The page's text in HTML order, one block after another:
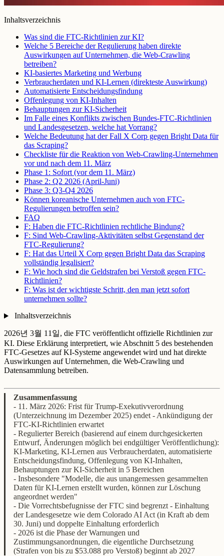
Inhaltsverzeichnis
Was sind die FTC-Richtlinien zur KI?
Welche 5 Bereiche der Regulierung haben direkte
Auswirkungen auf Unternehmen, die Web-Crawling
betreiben?
KI-basiertes Marketing und Werbung
Verbraucherdaten und KI-Lernen (direkteste Auswirkung)
Automatisierte Entscheidungsfindung
Offenlegung von KI-Inhalten
Behauptungen zur KI-Sicherheit
Im Falle eines Konflikts zwischen Bundes-FTC-Richtlinien
und Landesgesetzen, welche hat Vorrang?
Welche Bedeutung hat der Fall X Corp gegen Bright Data für
das Scraping?
Checkliste für die Reaktion von Web-Crawling-Unternehmen
vor und nach dem 11. März
Phase 1: Sofort (vor dem 11. März)
Phase 2: Q2 2026 (April-Juni)
Phase 3: Q3-Q4 2026
Können koreanische Unternehmen auch von FTC-
Regulierungen betroffen sein?
FAQ
F: Haben die FTC-Richtlinien rechtliche Bindung?
F: Sind Web-Crawling-Aktivitäten selbst Gegenstand der
FTC-Regulierung?
F: Hat das Urteil X Corp gegen Bright Data das Scraping
vollständig legalisiert?
F: Wie hoch sind die Geldstrafen bei Verstoß gegen FTC-
Richtlinien?
F: Was ist der wichtigste Schritt, den man jetzt sofort
unternehmen sollte?
Inhaltsverzeichnis
2026년 3월 11일, die FTC veröffentlicht offizielle Richtlinien zur
KI. Diese Erklärung interpretiert, wie Abschnitt 5 des bestehenden
FTC-Gesetzes auf KI-Systeme angewendet wird und hat direkte
Auswirkungen auf Unternehmen, die Web-Crawling und
Datensammlung betreiben.
Zusammenfassung
- 11. März 2026: Frist für Trump-Exekutivverordnung
(Unterzeichnung im Dezember 2025) endet - Ankündigung der
FTC-KI-Richtlinien erwartet
- Regulierter Bereich (basierend auf einem durchgesickerten
Entwurf, Änderungen möglich bei endgültiger Veröffentlichung):
KI-Marketing, KI-Lernen aus Verbraucherdaten, automatisierte
Entscheidungsfindung, Offenlegung von KI-Inhalten,
Behauptungen zur KI-Sicherheit in 5 Bereichen
- Insbesondere "Modelle, die aus unangemessen gesammelten
Daten für KI-Lernen erstellt wurden, können zur Löschung
angeordnet werden"
- Die Vorrechtsbefugnisse der FTC sind begrenzt - Einhaltung
der Landesgesetze wie dem Colorado AI Act (in Kraft ab dem
30. Juni) und doppelte Einhaltung erforderlich
- 2026 ist die Phase der Warnungen und
Zustimmungsanordnungen, die eigentliche Durchsetzung
(Strafen von bis zu $53.088 pro Verstoß) beginnt ab 2027